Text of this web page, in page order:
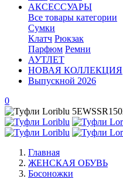
АКСЕССУАРЫ
Все товары категории
Сумки
Клатч Рюкзак
Парфюм Ремни
АУТЛЕТ
НОВАЯ КОЛЛЕКЦИЯ
Выпускной 2026
0
Главная
ЖЕНСКАЯ ОБУВЬ
Босоножки